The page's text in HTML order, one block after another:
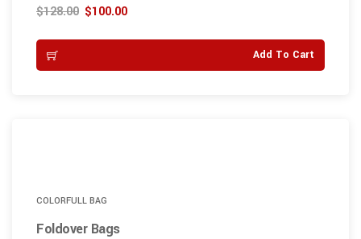
5.00
sur 5
$128.00 $100.00
Add To Cart
COLORFULL BAG
Foldover Bags